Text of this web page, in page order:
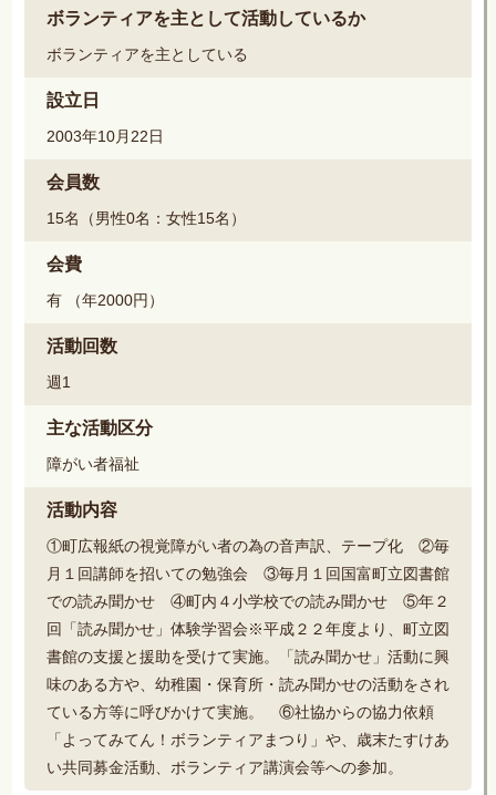
ボランティアを主として活動しているか
ボランティアを主としている
設立日
2003年10月22日
会員数
15名（男性0名：女性15名）
会費
有 （年2000円）
活動回数
週1
主な活動区分
障がい者福祉
活動内容
①町広報紙の視覚障がい者の為の音声訳、テープ化 ②毎
月１回講師を招いての勉強会 ③毎月１回国富町立図書館
での読み聞かせ ④町内４小学校での読み聞かせ ⑤年２
回「読み聞かせ」体験学習会※平成２２年度より、町立図
書館の支援と援助を受けて実施。「読み聞かせ」活動に興
味のある方や、幼稚園・保育所・読み聞かせの活動をされ
ている方等に呼びかけて実施。 ⑥社協からの協力依頼
「よってみてん！ボランティアまつり」や、歳末たすけあ
い共同募金活動、ボランティア講演会等への参加。